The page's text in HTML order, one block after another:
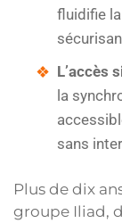
fluidifie
L’accès
la
sans
Plus de dix
groupe Iliad,